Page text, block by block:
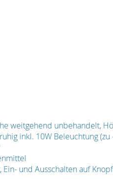
weitgehend unbehandelt,
inkl. 10W Beleuchtung
und Ausschalten auf